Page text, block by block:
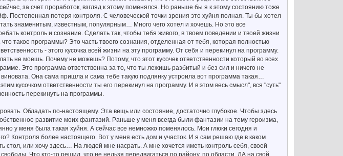
за счет проработок, взгляд к этому поменялся. Но раньше бы я к этому состоянию тоже
Постепенная потеря контроля. С человеческой точки зрения это хуйня полная. Ты бы хотел
знаменитым, известным, популярным… Много чего хотел и хочешь. Но это все
контроль и сознание. Сделать так, чтобы тебя живого, в твоем поведении и твоей жизни
такое программы? Это часть твоего сознания, отделенная от тебя, которая полностью
- этого кусочка всей жизни на эту программу. От себя и перекинул на программу.
не моешь. Почему не можешь? Потому, что этот кусочек ответственности который во всех
Это программа ответственна за то, что ты лежишь разбитый и без сил и ничего не
Она сама пришла и сама тебе такую подлянку устроила вот программа такая…
кусочком ответственности ты его перекинул на программу. И в этом весь смысл", вся "суть"
перекинуть на программы.
Обладать по-настоящему. Эта вещь или состояние, достаточно глубокое. Чтобы здесь
развитие моих фантазий. Раньше у меня всегда были фантазии на тему героизма,
у меня была такая хуйня. А сейчас все немножко поменялось. Мои глюки сегодня и
Контроля более настоящего. Вот у меня есть дом и участок. И я сам решаю где в каком
стол, или хочу здесь… На людей мне насрать. А мне хочется иметь контроль себя, своей
Что кто-то решил, что не нельзя передвигаться по району, по области. ДА на свой